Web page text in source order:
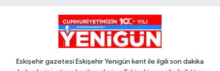
Eskişehir gazetesi Eskişehir Yenigün kent ile ilgili son dakika